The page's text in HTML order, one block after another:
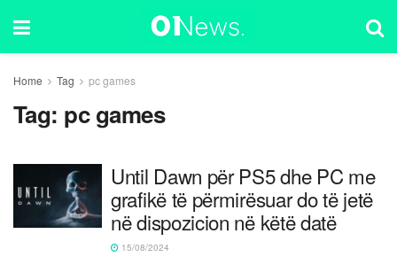
Home Tag pc games
Tag: pc games
Until Dawn për PS5 dhe PC me
grafikë të përmirësuar do të jetë
në dispozicion në këtë datë
15/08/2024